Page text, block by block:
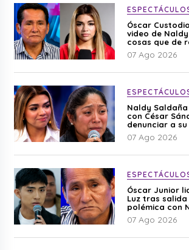
Óscar
video de
cosas que de
editado”
07 Ago 2026
Naldy
con César
denunciar a su
difamación”
07 Ago 2026
Óscar Junior
Luz tras
polémica con
07 Ago 2026